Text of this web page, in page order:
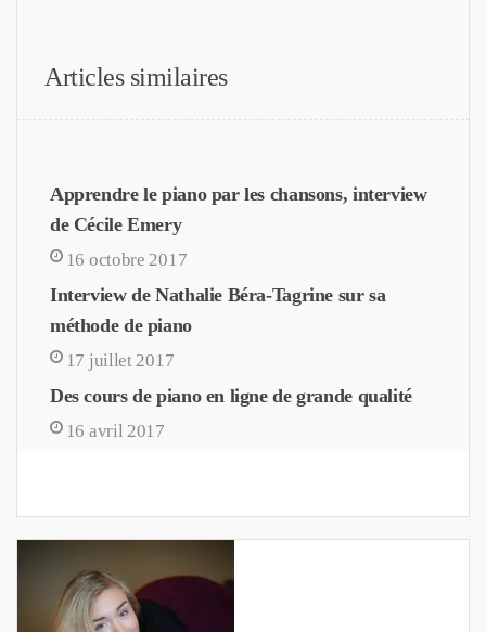
Articles similaires
Apprendre le piano par les chansons, interview
de Cécile Emery
16 octobre 2017
Interview de Nathalie Béra-Tagrine sur sa
méthode de piano
17 juillet 2017
Des cours de piano en ligne de grande qualité
16 avril 2017